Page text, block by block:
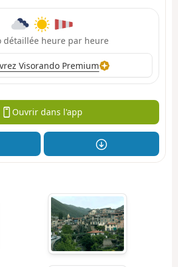
détaillée heure par heure
Visorando Premium
Ouvrir dans l'app